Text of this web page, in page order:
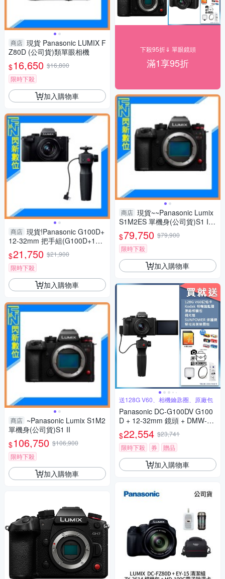
商店 現貨 Panasonic LUMIX F
Z80D (公司貨)類單眼相機
$16,650 $16,800
限時下殺
加入購物車
商店 現貨!Panasonic G100D+
12-32mm 把手組(G100D+123
2+SHGR2，公司貨)G100
$21,750 $21,900
限時下殺
加入購物車
商店 ~Panasonic Lumix S1M2
單機身(公司貨)S1 II
$106,750 $106,900
限時下殺
加入購物車
下殺95折⇓ 單眼鏡頭
滿1享95折
商店 現貨~~Panasonic Lumix
S1M2ES 單機身(公司貨)S1 II
ES
$79,750 $79,900
限時下殺
加入購物車
送128G V60、相機鑰匙圈、原廠包
Panasonic DC-G100DV G100
D + 12-32mm 鏡頭 + DMW-SH
GR2 三腳架握把組 公司貨
$22,554 $23,741
限時下殺
券 贈品
加入購物車